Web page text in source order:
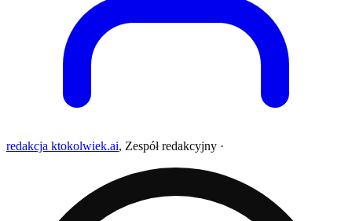
redakcja ktokolwiek.ai, Zespół redakcyjny ·